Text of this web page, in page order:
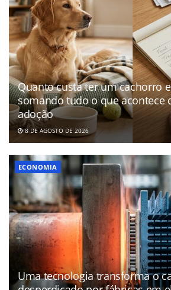
Quanto custa ter um cachorro
somando tudo o que acontece
adoção
8 DE AGOSTO DE 2026
ECONOMIA
Uma tecnologia transforma o